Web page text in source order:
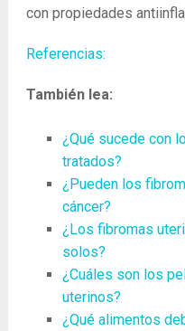
con propiedades
Referencias:
También lea:
¿Qué sucede con
tratados?
¿Pueden los
cáncer?
¿Los fibromas
solos?
¿Cuáles son los
uterinos?
¿Qué alimentos